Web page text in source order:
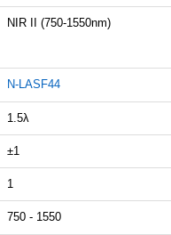
NIR II (750-1550nm)
N-LASF44
1.5λ
±1
1
750 - 1550